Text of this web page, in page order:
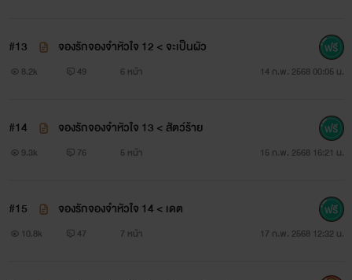
#13 จองรักจองจำหัวใจ 12 < จะเป็นผัว
8.2k 49 6 หน้า 14 ก.พ. 2568 00:05 น.
#14 จองรักจองจำหัวใจ 13 < สัตว์ร้าย
9.3k 76 5 หน้า 15 ก.พ. 2568 16:21 น.
#15 จองรักจองจำหัวใจ 14 < เดต
10.8k 47 7 หน้า 17 ก.พ. 2568 12:32 น.